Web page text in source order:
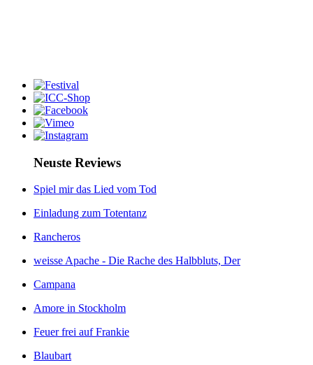
Neuste Reviews
Spiel mir das Lied vom Tod
Einladung zum Totentanz
Rancheros
weisse Apache - Die Rache des Halbbluts, Der
Campana
Amore in Stockholm
Feuer frei auf Frankie
Blaubart